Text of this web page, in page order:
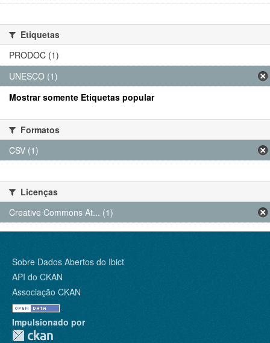
Etiquetas
PRODOC (1)
UNESCO (1)
Mostrar somente Etiquetas popular
Formatos
CSV (1)
Licenças
Creative Commons At... (1)
Sobre Dados Abertos do Ibict
API do CKAN
Associação CKAN
Impulsionado por